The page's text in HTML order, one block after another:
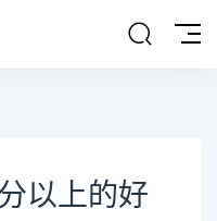
以上的好